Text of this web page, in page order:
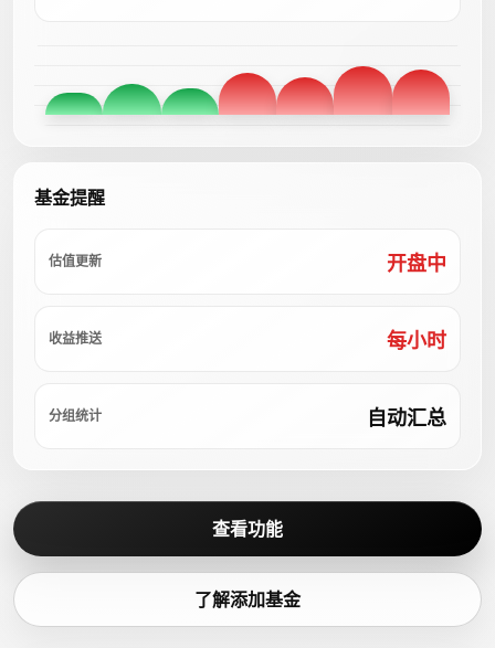
基金提醒
估值更新 开盘中
收益推送 每小时
分组统计 自动汇总
查看功能
了解添加基金